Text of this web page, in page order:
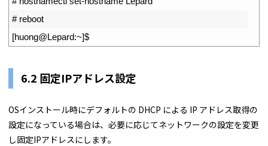
# reboot
[huong@Lepard:~]$
6.2 固定IPアドレス設定
OSインストール時にデフォルトの DHCP による IP アドレス取得の
設定になっている場合は、必要に応じてネットワークの設定を変更
し固定IPアドレスにします。